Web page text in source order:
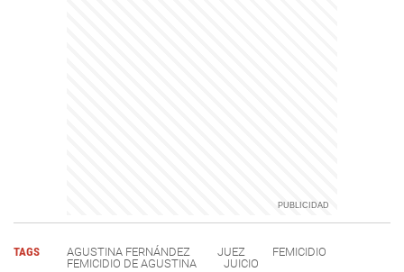
TAGS AGUSTINA FERNÁNDEZ JUEZ
FEMICIDIO
FEMICIDIO DE AGUSTINA
JUICIO